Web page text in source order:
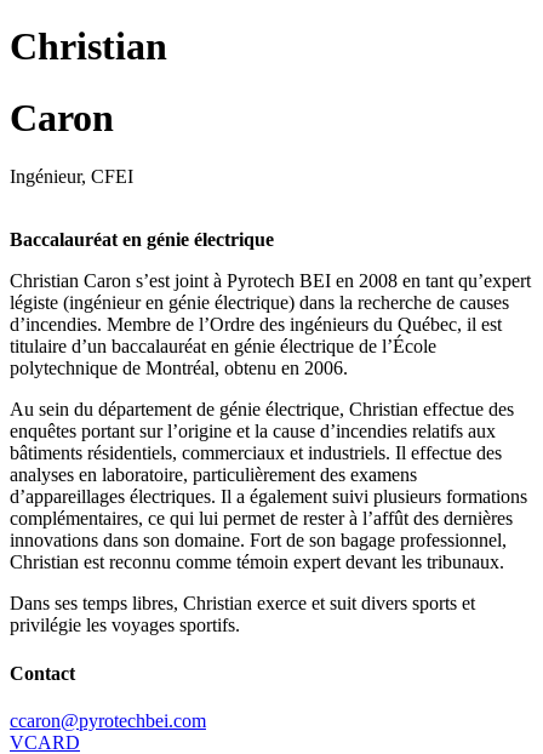
Christian
Caron
Ingénieur, CFEI
Baccalauréat en génie électrique
Christian Caron s’est joint à Pyrotech BEI en 2008 en tant qu’expert
légiste (ingénieur en génie électrique) dans la recherche de causes
d’incendies. Membre de l’Ordre des ingénieurs du Québec, il est
titulaire d’un baccalauréat en génie électrique de l’École
polytechnique de Montréal, obtenu en 2006.
Au sein du département de génie électrique, Christian effectue des
enquêtes portant sur l’origine et la cause d’incendies relatifs aux
bâtiments résidentiels, commerciaux et industriels. Il effectue des
analyses en laboratoire, particulièrement des examens
d’appareillages électriques. Il a également suivi plusieurs formations
complémentaires, ce qui lui permet de rester à l’affût des dernières
innovations dans son domaine. Fort de son bagage professionnel,
Christian est reconnu comme témoin expert devant les tribunaux.
Dans ses temps libres, Christian exerce et suit divers sports et
privilégie les voyages sportifs.
Contact
ccaron@pyrotechbei.com
VCARD